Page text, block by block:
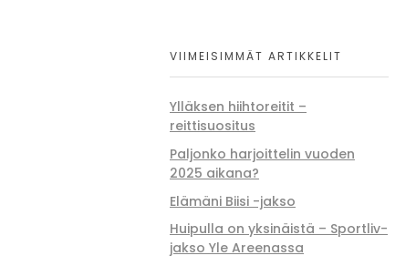
VIIMEISIMMÄT ARTIKKELIT
Ylläksen hiihtoreitit –
reittisuositus
Paljonko harjoittelin vuoden
2025 aikana?
Elämäni Biisi -jakso
Huipulla on yksinäistä – Sportliv-
jakso Yle Areenassa